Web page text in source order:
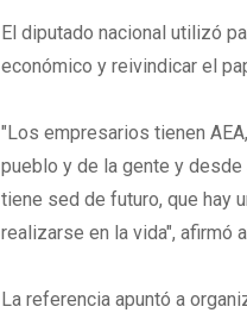
El diputado nacional utilizó
económico y reivindicar el
"Los empresarios tienen
pueblo y de la gente y
tiene sed de futuro, que hay
realizarse en la vida", afirmó
La referencia apuntó a